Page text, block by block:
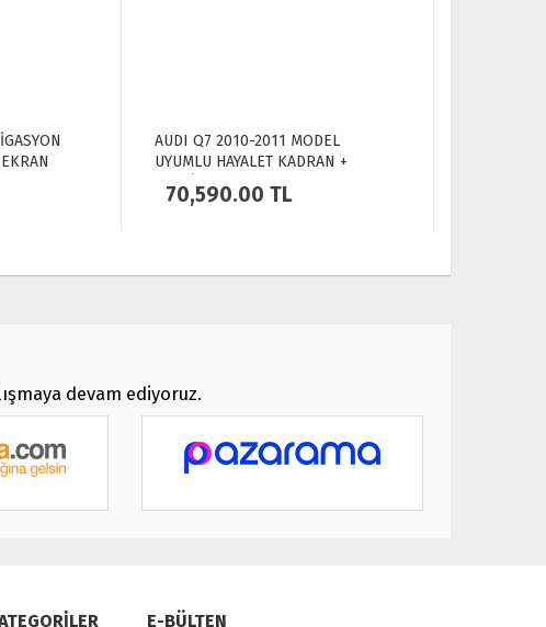
AUDI Q7 2010-2011 MODEL
UYUMLU HAYALET KADRAN +
MULTİMEDYA FULL EKRAN
70,590.00 TL
devam ediyoruz.
E-BÜLTEN